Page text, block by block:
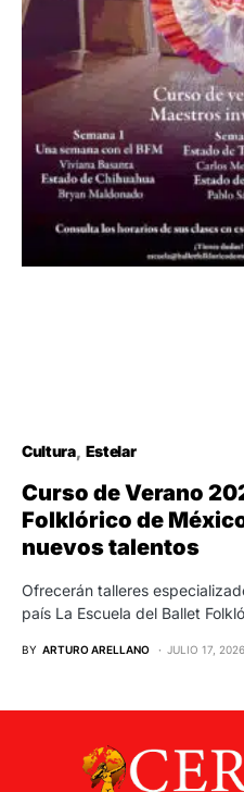
Cultura Estelar
Curso de Verano
Folklórico de
nuevos talentos
Ofrecerán talleres
país La Escuela del Ballet
BY ARTURO ARELLANO JULIO 17, 2026